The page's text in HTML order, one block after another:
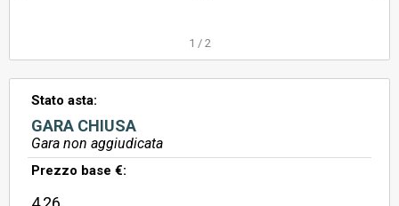
1 / 2
Stato asta:
GARA CHIUSA
Gara non aggiudicata
Prezzo base €: